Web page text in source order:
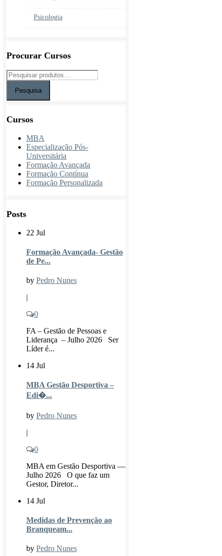
Psicologia
Procurar Cursos
Pesquisa
Cursos
MBA
Especialização Pós-
Universitária
Formação Avançada
Formação Contínua
Formação Personalizada
Posts
22 Jul
Formação Avançada- Gestão
de Pe...
by Pedro Nunes
|
0
FA – Gestão de Pessoas e
Liderança – Julho 2026 Ser
Líder é...
14 Jul
MBA Gestão Desportiva –
Edi�...
by Pedro Nunes
|
0
MBA em Gestão Desportiva —
Julho 2026 O que faz um
Gestor, Diretor...
14 Jul
Medidas de Prevenção ao
Branqueam...
by Pedro Nunes